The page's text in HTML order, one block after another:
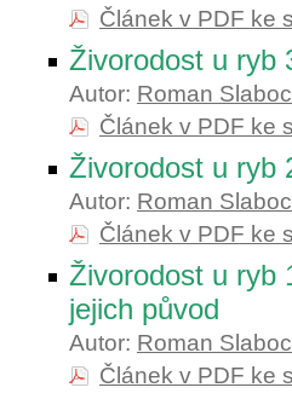
Článek v PDF ke
Živorodost u ryb
Autor: Roman
Článek v PDF ke
Živorodost u ryb
Autor: Roman
Článek v PDF ke
Živorodost u ryb
jejich původ
Autor: Roman
Článek v PDF ke